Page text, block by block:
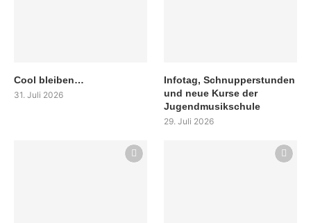
Cool bleiben…
31. Juli 2026
Infotag, Schnupperstunden
und neue Kurse der
Jugendmusikschule
29. Juli 2026